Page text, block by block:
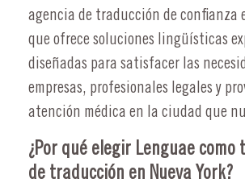
agencia de traducción de confianza
que ofrece soluciones lingüísticas
diseñadas para satisfacer las
empresas, profesionales legales y
atención médica en la ciudad que
¿Por qué elegir Lenguae como
de traducción en Nueva York?